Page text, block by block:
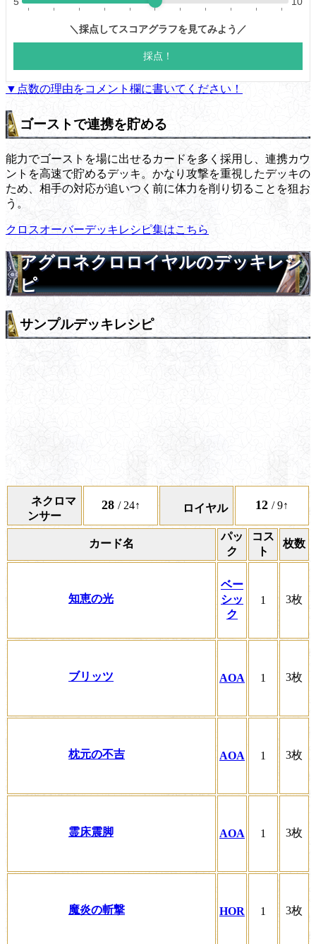
▼点数の理由をコメント欄に書いてください！
ゴーストで連携を貯める
能力でゴーストを場に出せるカードを多く採用し、連携カウ
ントを高速で貯めるデッキ。かなり攻撃を重視したデッキの
ため、相手の対応が追いつく前に体力を削り切ることを狙お
う。
クロスオーバーデッキレシピ集はこちら
アグロネクロロイヤルのデッキレシ
ピ
サンプルデッキレシピ
ネクロマ
ンサー
28 / 24↑ ロイヤル 12 / 9↑
カード名
パッ
ク
コス
ト
枚数
知恵の光
ベー
シッ
ク
1 3枚
ブリッツ AOA 1 3枚
枕元の不吉 AOA 1 3枚
霊床震脚 AOA 1 3枚
魔炎の斬撃 HOR 1 3枚